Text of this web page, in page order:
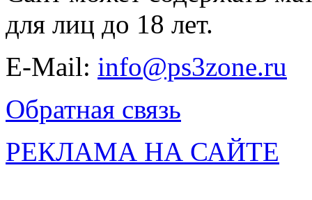
для лиц до 18 лет.
E-Mail: info@ps3zone.ru
Обратная связь
РЕКЛАМА НА САЙТЕ